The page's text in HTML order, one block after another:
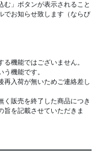
む」ボタンが表示されること
でお知らせ致します（ならび
機能ではございません。
う機能です。
再入荷が無いためご連絡差し
く販売を終了した商品につき
旨を記載させていただきま